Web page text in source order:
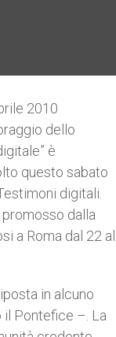
2010
dello
è
questo sabato
digitali.
promosso dalla
a Roma dal 22 al
in alcuno
Pontefice –. La